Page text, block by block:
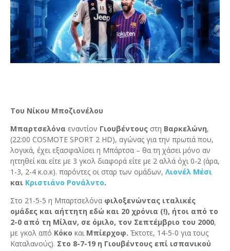
Του Νίκου Μποζιονέλου
Μπαρτσελόνα εναντίον Γιουβέντους στη Βαρκελώνη,
(22:00 COSMOTE SPORT 2 HD), αγώνας για την πρωτιά που,
λογικά, έχει εξασφαλίσει η Μπάρτσα – θα τη χάσει μόνο αν
ηττηθεί και είτε με 3 γκολ διαφορά είτε με 2 αλλά όχι 0-2 (άρα,
1-3, 2-4 κ.ο.κ). παρόντες οι σταρ των ομάδων, Λιονέλ Μέσι
και Κριστιάνο Ρονάλντο.
Στο 21-5-5 η Μπαρτσελόνα φιλοξενώντας ιταλικές
ομάδες και αήττητη εδώ και 20 χρόνια (!), ήτοι από το
2-0 από τη Μίλαν, σε όμιλο, τον Σεπτέμβριο του 2000,
με γκολ από Κόκο και Μπίερχοφ. Έκτοτε, 14-5-0 για τους
Καταλανούς). Στο 8-7-19 η Γιουβέντους επί ισπανικού